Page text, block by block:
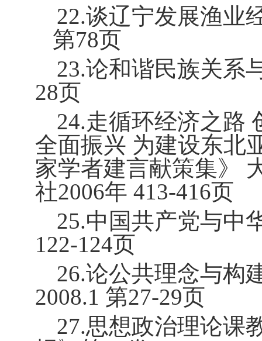
22.谈辽宁发展渔业
第78页
23.论和谐民族关系
28页
24.走循环经济之路
全面振兴 为建设东
家学者建言献策集》
社2006年 413-416页
25.中国共产党与中
122-124页
26.论公共理念与构
2008.1 第27-29页
27.思想政治理论课